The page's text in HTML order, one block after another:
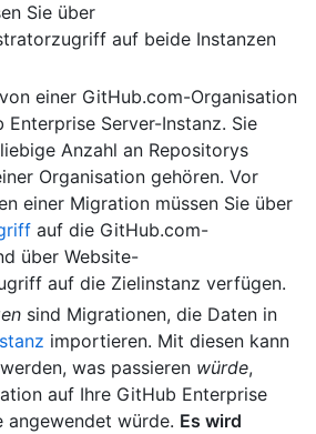
Sie über
auf beide Instanzen
einer GitHub.com-Organisation
Enterprise Server-Instanz. Sie
Anzahl an Repositorys
Organisation gehören. Vor
einer Migration müssen Sie über
auf die GitHub.com-
über Website-
auf die Zielinstanz verfügen.
sind Migrationen, die Daten in
importieren. Mit diesen kann
was passieren würde,
auf Ihre GitHub Enterprise
angewendet würde. Es wird